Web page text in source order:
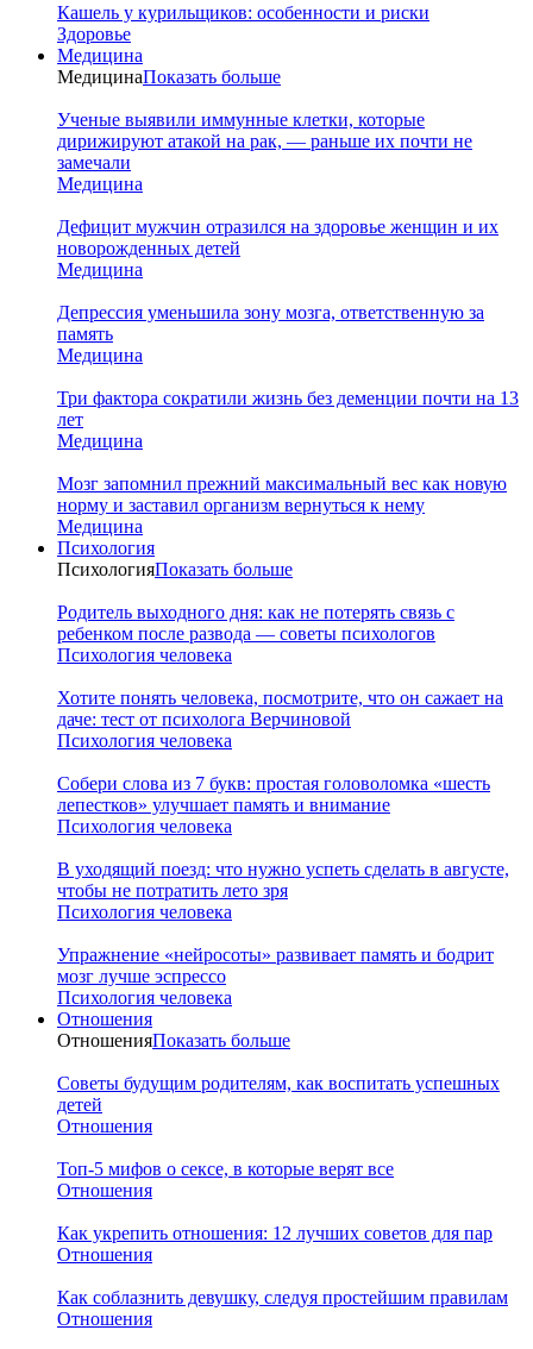
Кашель у курильщиков: особенности и риски
Здоровье
Медицина
МедицинаПоказать больше
Ученые выявили иммунные клетки, которые
дирижируют атакой на рак, — раньше их почти не
замечали
Медицина
Дефицит мужчин отразился на здоровье женщин и их
новорожденных детей
Медицина
Депрессия уменьшила зону мозга, ответственную за
память
Медицина
Три фактора сократили жизнь без деменции почти на 13
лет
Медицина
Мозг запомнил прежний максимальный вес как новую
норму и заставил организм вернуться к нему
Медицина
Психология
ПсихологияПоказать больше
Родитель выходного дня: как не потерять связь с
ребенком после развода — советы психологов
Психология человека
Хотите понять человека, посмотрите, что он сажает на
даче: тест от психолога Верчиновой
Психология человека
Собери слова из 7 букв: простая головоломка «шесть
лепестков» улучшает память и внимание
Психология человека
В уходящий поезд: что нужно успеть сделать в августе,
чтобы не потратить лето зря
Психология человека
Упражнение «нейросоты» развивает память и бодрит
мозг лучше эспрессо
Психология человека
Отношения
ОтношенияПоказать больше
Советы будущим родителям, как воспитать успешных
детей
Отношения
Топ-5 мифов о сексе, в которые верят все
Отношения
Как укрепить отношения: 12 лучших советов для пар
Отношения
Как соблазнить девушку, следуя простейшим правилам
Отношения